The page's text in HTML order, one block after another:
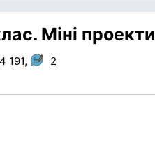
Міні проекти
4 191, 2